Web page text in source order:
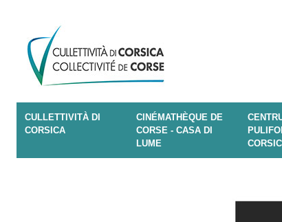
CULLETTIVITÀ DI
CORSICA
CINÉMATHÈQUE DE
CORSE - CASA DI
LUME